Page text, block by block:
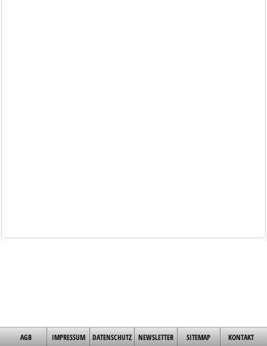
AGB IMPRESSUM DATENSCHUTZ NEWSLETTER SITEMAP KONTAKT